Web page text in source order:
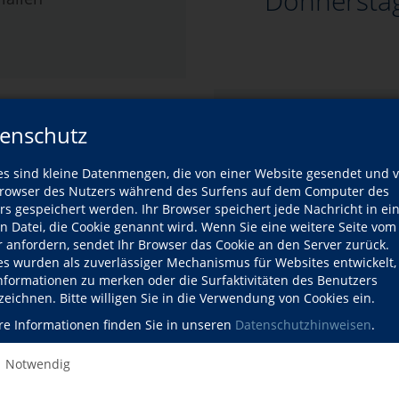
sind kleine Datenmengen, die von einer Website gesendet und
des Nutzers während des Surfens auf dem Computer des
gespeichert werden. Ihr Browser speichert jede Nachricht in
Datei, die Cookie genannt wird. Wenn Sie eine weitere Seite vom
anfordern, sendet Ihr Browser das Cookie an den Server zurück.
wurden als zuverlässiger Mechanismus für Websites
zu merken oder die Surfaktivitäten des Benutzers
Bitte willigen Sie in die Verwendung von Cookies ein.
Informationen finden Sie in unseren Datenschutzhinweisen.
Notwendig
erster Termin
letzter Termin
Gebühr
Ort
Seinig
der Kursleitung
der Kursleitung